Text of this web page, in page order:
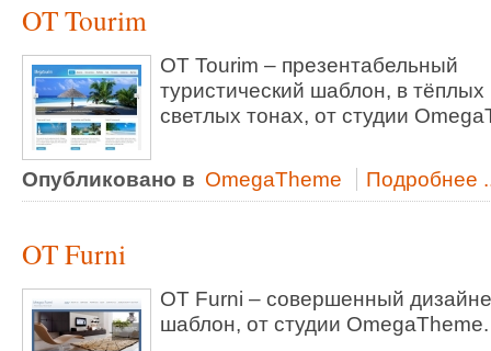
OT Tourim
OT Tourim – презентабельный
туристический шаблон, в тёплых
светлых тонах, от студии
Опубликовано в OmegaTheme Подробнее
OT Furni
OT Furni – совершенный
шаблон, от студии OmegaTheme.